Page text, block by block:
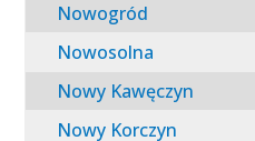
Nowogród
Nowosolna
Nowy Kawęczyn
Nowy Korczyn